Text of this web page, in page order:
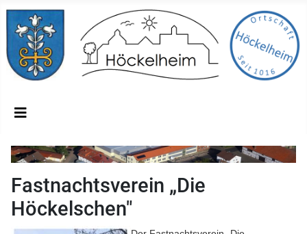
Fastnachtsverein „Die
Höckelschen"